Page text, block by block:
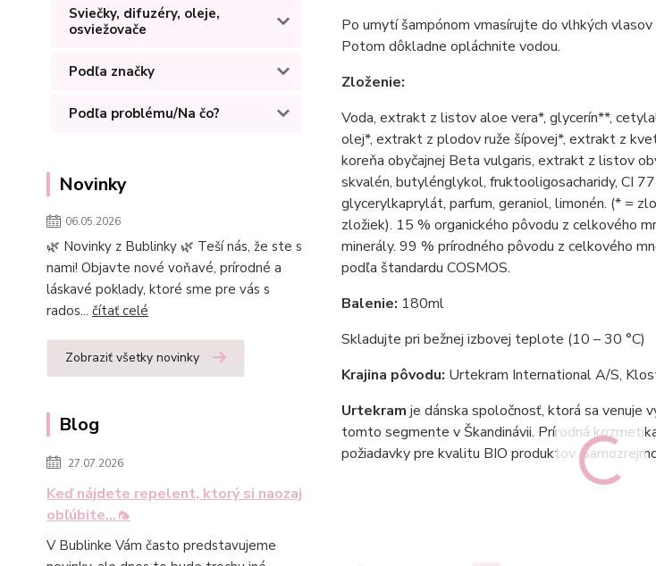
Sviečky, difuzéry, oleje,
osviežovače
Podľa značky
Podľa problému/Na čo?
Novinky
06.05.2026
🌿 Novinky z Bublinky 🌿 Teší nás, že ste s
nami! Objavte nové voňavé, prírodné a
láskavé poklady, ktoré sme pre vás s
rados... čítať celé
Zobraziť všetky novinky
Blog
27.07.2026
Keď nájdete repelent, ktorý si naozaj
obľúbite...🦟
V Bublinke Vám často predstavujeme
Po umytí šampónom vmasírujte do vlhkých
Potom dôkladne opláchnite vodou.
Zloženie:
Voda, extrakt z listov aloe vera*, glycerín**,
olej*, extrakt z plodov ruže šípovej*, extrakt z
koreňa obyčajnej Beta vulgaris, extrakt z listov
skvalén, butylénglykol, fruktooligosacharidy, CI
glycerylkaprylát, parfum, geraniol, limonén. (* =
zložiek). 15 % organického pôvodu z celkového
minerály. 99 % prírodného pôvodu z celkového
podľa štandardu COSMOS.
Balenie: 180ml
Skladujte pri bežnej izbovej teplote (10 – 30 °C)
Krajina pôvodu: Urtekram International A/S,
Urtekram je dánska spoločnosť, ktorá sa venuje
tomto segmente v Škandinávii. Prírodná
požiadavky pre kvalitu BIO produktov.